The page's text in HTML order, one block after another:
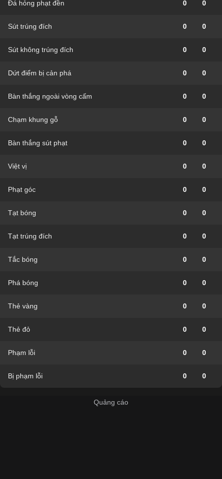
Đá hỏng phạt đền 0 0
Sút trúng đích 0 0
Sút không trúng đích 0 0
Dứt điểm bị cản phá 0 0
Bàn thắng ngoài vòng cấm 0 0
Chạm khung gỗ 0 0
Bàn thắng sút phạt 0 0
Việt vị 0 0
Phạt góc 0 0
Tạt bóng 0 0
Tạt trúng đích 0 0
Tắc bóng 0 0
Phá bóng 0 0
Thẻ vàng 0 0
Thẻ đỏ 0 0
Phạm lỗi 0 0
Bị phạm lỗi 0 0